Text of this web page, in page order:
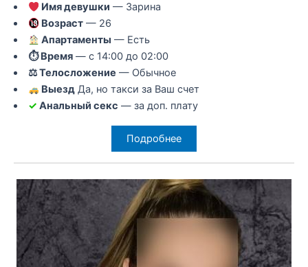
Имя девушки — Зарина
Возраст — 26
Апартаменты — Есть
⏱ Время— с 14:00 до 02:00
⚖ Телосложение — Обычное
Выезд Да, но такси за Ваш счет
✓ Анальный секс — за доп. плату
Подробнее